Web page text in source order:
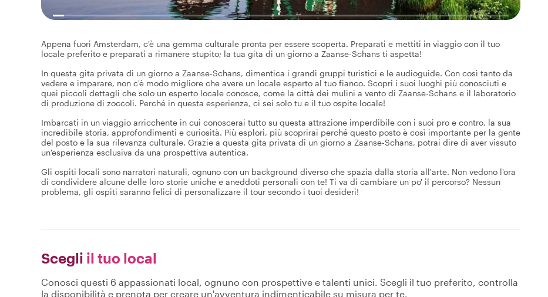
Appena fuori Amsterdam, c'è una gemma culturale pronta per essere scoperta. Preparati e mettiti in viaggio con il tuo
locale preferito e preparati a rimanere stupito; la tua gita di un giorno a Zaanse-Schans ti aspetta!
In questa gita privata di un giorno a Zaanse-Schans, dimentica i grandi gruppi turistici e le audioguide. Con così tanto da
vedere e imparare, non c'è modo migliore che avere un locale esperto al tuo fianco. Scopri i suoi luoghi più conosciuti e
quei piccoli dettagli che solo un esperto locale conosce, come la città dei mulini a vento di Zaanse-Schans e il laboratorio
di produzione di zoccoli. Perché in questa esperienza, ci sei solo tu e il tuo ospite locale!
Imbarcati in un viaggio arricchente in cui conoscerai tutto su questa attrazione imperdibile con i suoi pro e contro, la sua
incredibile storia, approfondimenti e curiosità. Più esplori, più scoprirai perché questo posto è così importante per la gente
del posto e la sua rilevanza culturale. Grazie a questa gita privata di un giorno a Zaanse-Schans, potrai dire di aver vissuto
un'esperienza esclusiva da una prospettiva autentica.
Gli ospiti locali sono narratori naturali, ognuno con un background diverso che spazia dalla storia all'arte. Non vedono l'ora
di condividere alcune delle loro storie uniche e aneddoti personali con te! Ti va di cambiare un po' il percorso? Nessun
problema, gli ospiti saranno felici di personalizzare il tour secondo i tuoi desideri!
Scegli il tuo local
Conosci questi 6 appassionati local, ognuno con prospettive e talenti unici. Scegli il tuo preferito, controlla
la disponibilità e prenota per creare un'avventura indimenticabile su misura per te.